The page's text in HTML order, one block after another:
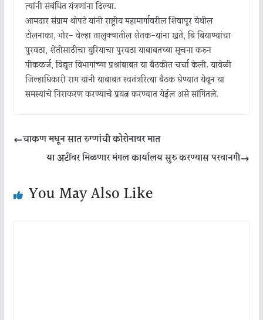
त्यांनी संबंधित यंत्रणांना दिल्या.
आमदार संग्राम थोपटे यांनी राष्ट्रीय महामार्गावरील शिवापूर येथील
टोलनाका, भोर- वेल्हा तालुक्यातील शेतक-यांना खते, बि बियाण्यांचा
पुरवठा, शेतीसाठीचा युरियाचा पुरवठा याबाबतच्या सूचना करुन
पीककर्ज, विद्युत विभागांच्या प्रश्नांबाबत या बैठकीत चर्चा केली. यावेळी
जिल्हाधिकारी राम यांनी याबाबत स्वतंत्ररित्या बैठक घेण्यात येवून या
समस्यांचे निराकरण करण्याचे प्रयत्न करण्यात येईल असे सांगितले.
चाकण मधून सात रुग्णांची कोरोनावर मात
या अटींवर मिळणार मंगल कार्यालय सुरु करण्यास परवानगी
You May Also Like